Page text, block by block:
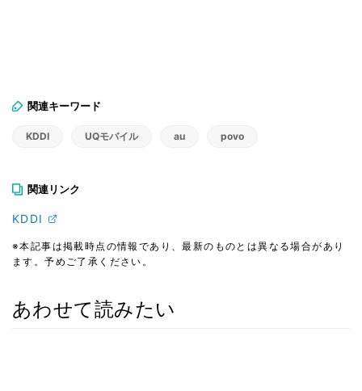
関連キーワード
KDDI UQモバイル au povo
関連リンク
KDDI
※本記事は掲載時点の情報であり、最新のものとは異なる場合があり
ます。予めご了承ください。
あわせて読みたい